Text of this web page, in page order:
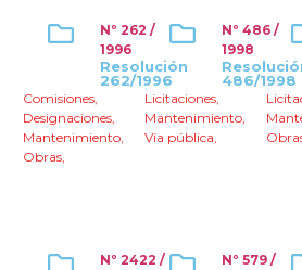
Nº 262 /
1996
Resolución
262/1996
Comisiones,
Designaciones,
Mantenimiento,
Obras,
Nº 486 /
1998
486/1998
Licitaciones,
Mantenimiento,
Vía pública,
Nº 2422 /
Nº 579 /